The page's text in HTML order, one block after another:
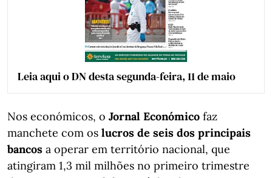
Leia aqui o DN desta segunda-feira, 11 de maio
Nos económicos, o Jornal Económico faz
manchete com os lucros de seis dos principais
bancos a operar em território nacional, que
atingiram 1,3 mil milhões no primeiro trimestre